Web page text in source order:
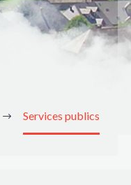
Services publics